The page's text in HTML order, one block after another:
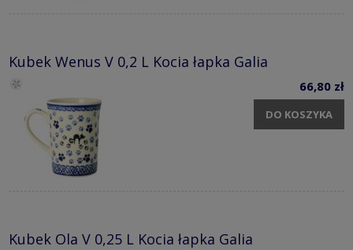
Kubek Wenus V 0,2 L Kocia łapka Galia
66,80 zł
DO KOSZYKA
Kubek Ola V 0,25 L Kocia łapka Galia